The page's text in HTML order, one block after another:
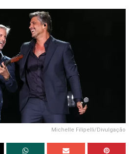
Michelle Filipelli/Divulgação